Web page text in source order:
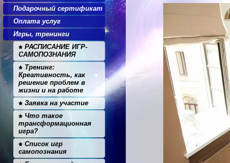
Подарочный сертификат
Оплата услуг
Игры, тренинги
РАСПИСАНИЕ ИГР-
САМОПОЗНАНИЯ
Тренинг:
Креативность, как
решение проблем в
жизни и на работе
Заявка на участие
Что такое
трансформационная
игра?
Список игр
самопознания